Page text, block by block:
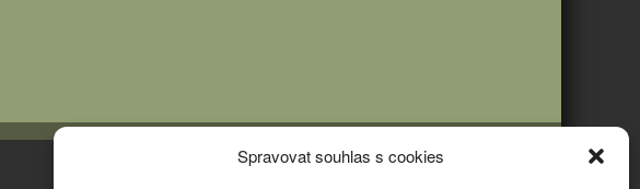
Spravovat souhlas s cookies